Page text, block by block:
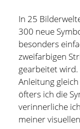
In 25
300 neue
besonders
zweifarbigen
gearbeitet
Anleitung
öfters ich die
verinnerliche
meiner